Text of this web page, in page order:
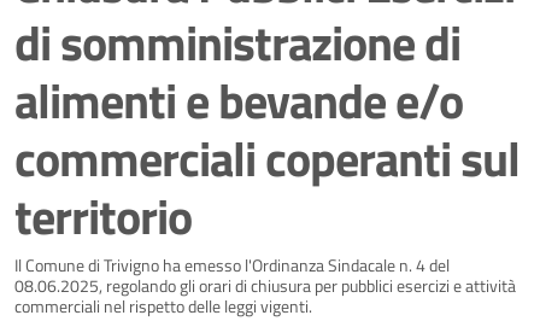
di somministrazione di
alimenti e bevande e/o
commerciali coperanti sul
territorio
Dettagli della notizia
Il Comune di Trivigno ha emesso l'Ordinanza Sindacale n. 4 del
08.06.2025, regolando gli orari di chiusura per pubblici esercizi e attività
commerciali nel rispetto delle leggi vigenti.